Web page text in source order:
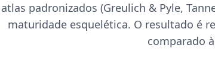
atlas padronizados (Greulich & Pyle,
maturidade esquelética. O resultado é
comparado